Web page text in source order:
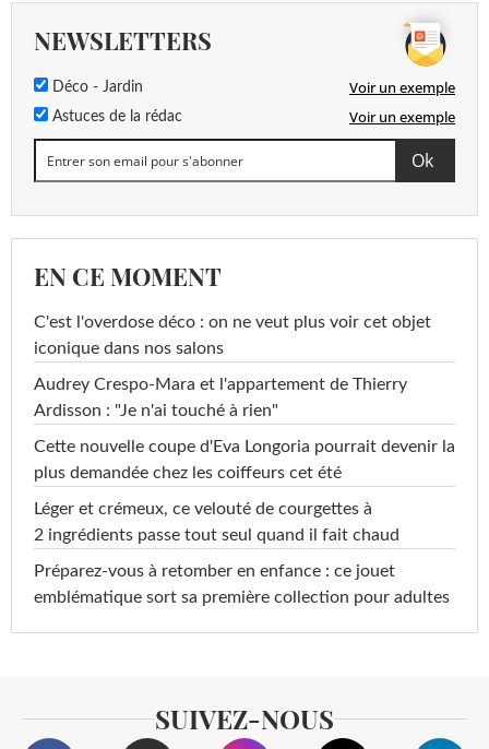
NEWSLETTERS
Déco - Jardin Voir un exemple
Astuces de la rédac Voir un exemple
EN CE MOMENT
C'est l'overdose déco : on ne veut plus voir cet objet
iconique dans nos salons
Audrey Crespo-Mara et l'appartement de Thierry
Ardisson : "Je n'ai touché à rien"
Cette nouvelle coupe d'Eva Longoria pourrait devenir la
plus demandée chez les coiffeurs cet été
Léger et crémeux, ce velouté de courgettes à
2 ingrédients passe tout seul quand il fait chaud
Préparez-vous à retomber en enfance : ce jouet
emblématique sort sa première collection pour adultes
SUIVEZ-NOUS